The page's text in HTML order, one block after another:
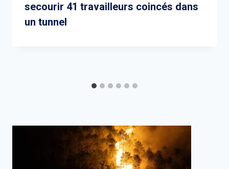
secourir 41 travailleurs coincés dans
un tunnel